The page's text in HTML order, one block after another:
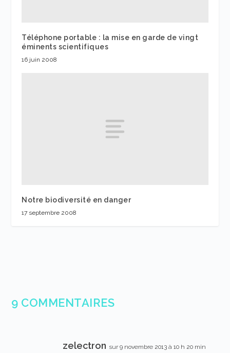
Téléphone portable : la mise en garde de vingt
éminents scientifiques
16 juin 2008
Notre biodiversité en danger
17 septembre 2008
9 COMMENTAIRES
zelectron sur 9 novembre 2013 à 10 h 20 min